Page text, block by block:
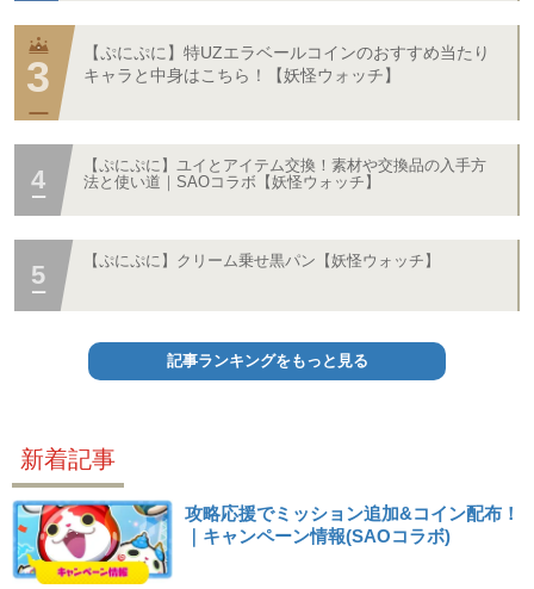
【ぷにぷに】特UZエラベールコインのおすすめ当たり
キャラと中身はこちら！【妖怪ウォッチ】
【ぷにぷに】ユイとアイテム交換！素材や交換品の入手方
法と使い道｜SAOコラボ【妖怪ウォッチ】
【ぷにぷに】クリーム乗せ黒パン【妖怪ウォッチ】
記事ランキングをもっと見る
新着記事
攻略応援でミッション追加&コイン配布！
｜キャンペーン情報(SAOコラボ)